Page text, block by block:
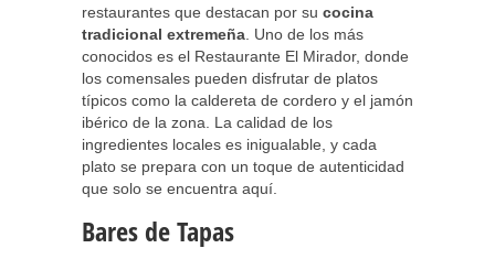
restaurantes que destacan por su cocina
tradicional extremeña . Uno de los más
conocidos es el Restaurante El Mirador, donde
los comensales pueden disfrutar de platos
típicos como la caldereta de cordero y el jamón
ibérico de la zona. La calidad de los
ingredientes locales es inigualable, y cada
plato se prepara con un toque de autenticidad
que solo se encuentra aquí.
Bares de Tapas